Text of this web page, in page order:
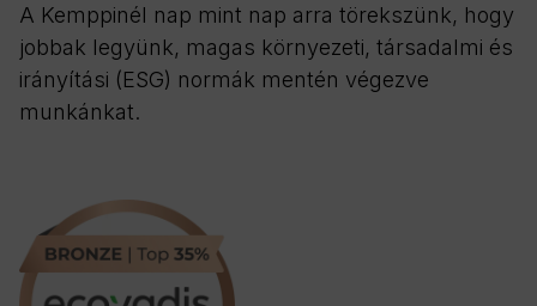
A Kemppinél nap mint nap arra törekszünk, hogy
jobbak legyünk, magas környezeti, társadalmi és
irányítási (ESG) normák mentén végezve
munkánkat.